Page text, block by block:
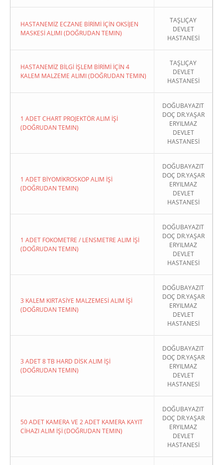
HASTANEMİZ ECZANE BİRİMİ İÇİN OKSİJEN
MASKESİ ALIMI (DOĞRUDAN TEMIN)
TAŞLIÇAY
DEVLET
HASTANESİ
HASTANEMİZ BİLGİ İŞLEM BİRİMİ İÇİN 4
KALEM MALZEME ALIMI (DOĞRUDAN TEMIN)
TAŞLIÇAY
DEVLET
HASTANESİ
1 ADET CHART PROJEKTÖR ALIM İŞİ
(DOĞRUDAN TEMIN)
DOĞUBAYAZIT
DOÇ DR.YAŞAR
ERYILMAZ
DEVLET
HASTANESİ
1 ADET BİYOMİKROSKOP ALIM İŞİ
(DOĞRUDAN TEMIN)
DOĞUBAYAZIT
DOÇ DR.YAŞAR
ERYILMAZ
DEVLET
HASTANESİ
1 ADET FOKOMETRE / LENSMETRE ALIM İŞİ
(DOĞRUDAN TEMIN)
DOĞUBAYAZIT
DOÇ DR.YAŞAR
ERYILMAZ
DEVLET
HASTANESİ
3 KALEM KIRTASİYE MALZEMESİ ALIM İŞİ
(DOĞRUDAN TEMIN)
DOĞUBAYAZIT
DOÇ DR.YAŞAR
ERYILMAZ
DEVLET
HASTANESİ
3 ADET 8 TB HARD DİSK ALIM İŞİ
(DOĞRUDAN TEMIN)
DOĞUBAYAZIT
DOÇ DR.YAŞAR
ERYILMAZ
DEVLET
HASTANESİ
50 ADET KAMERA VE 2 ADET KAMERA KAYIT
CİHAZI ALIM İŞİ (DOĞRUDAN TEMIN)
DOĞUBAYAZIT
DOÇ DR.YAŞAR
ERYILMAZ
DEVLET
HASTANESİ